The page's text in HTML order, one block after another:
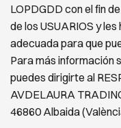
LOPDGDD con el fin
de los USUARIOS y
adecuada para que
Para más información
puedes dirigirte al
AVDELAURA
46860 Albaida